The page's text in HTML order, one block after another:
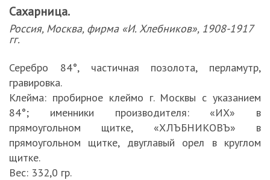
Сахарница.
Россия, Москва, фирма «И. Хлебников», 1908-1917
гг.
Серебро 84°, частичная позолота, перламутр,
гравировка.
Клейма: пробирное клеймо г. Москвы с указанием
84°; именники производителя: «ИХ» в
прямоугольном щитке, «ХЛЪБНИКОВЪ» в
прямоугольном щитке, двуглавый орел в круглом
щитке.
Вес: 332,0 гр.